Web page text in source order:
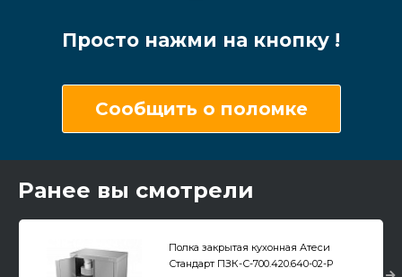
Просто нажми на кнопку !
Сообщить о поломке
Ранее вы смотрели
Полка закрытая кухонная Атеси
Стандарт ПЗК-С-700.420.640-02-Р